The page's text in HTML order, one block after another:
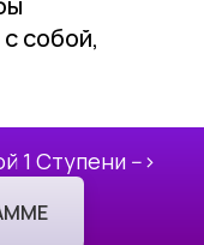
собой,
1 Ступени -->